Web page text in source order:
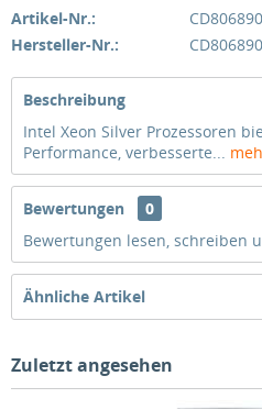
Artikel-Nr.:
Hersteller-Nr.:
Beschreibung
Intel Xeon Silver Prozessoren
Performance, verbesserte...
Bewertungen
0
Bewertungen lesen, schreiben
Ähnliche Artikel
Zuletzt angesehen